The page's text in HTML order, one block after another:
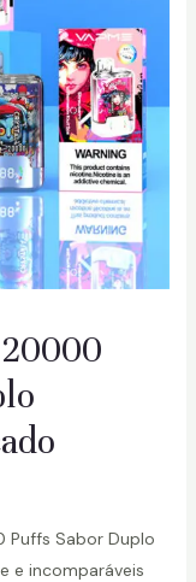
Puffs Sabor Duplo
e incomparáveis